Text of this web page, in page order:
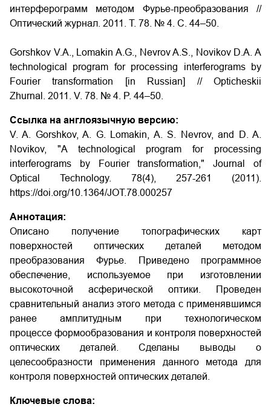
интерферограмм методом Фурье-преобразования //
Оптический журнал. 2011. Т. 78. № 4. С. 44–50.
Gorshkov V.A., Lomakin A.G., Nevrov A.S., Novikov D.A. A
technological program for processing interferograms by
Fourier transformation [in Russian] // Opticheskii
Zhurnal. 2011. V. 78. № 4. P. 44–50.
Ссылка на англоязычную версию:
V. A. Gorshkov, A. G. Lomakin, A. S. Nevrov, and D. A.
Novikov, "A technological program for processing
interferograms by Fourier transformation," Journal of
Optical Technology. 78(4), 257-261 (2011).
https://doi.org/10.1364/JOT.78.000257
Аннотация:
Описано получение топографических карт
поверхностей оптических деталей методом
преобразования Фурье. Приведено программное
обеспечение, используемое при изготовлении
высокоточной асферической оптики. Проведен
сравнительный анализ этого метода с применявшимся
ранее амплитудным при технологическом
процессе формообразования и контроля поверхностей
оптических деталей. Сделаны выводы о
целесообразности применения данного метода для
контроля поверхностей оптических деталей.
Ключевые слова: